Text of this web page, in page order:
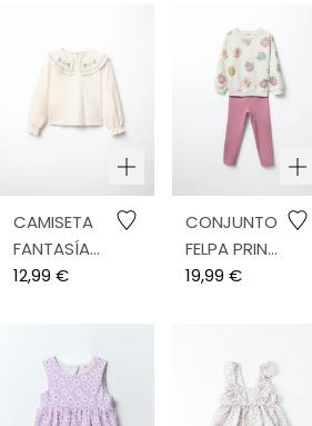
CAMISETA
FANTASÍA
CUELLO
12,99 €
CONJUNTO
FELPA PRINT
FLORES
19,99 €